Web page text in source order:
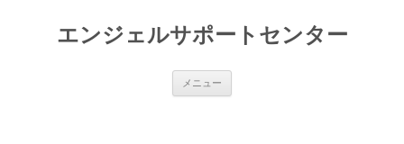
エンジェルサポートセンター
メニュー